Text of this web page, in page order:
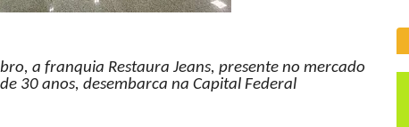
a franquia Restaura Jeans, presente no mercado
30 anos, desembarca na Capital Federal